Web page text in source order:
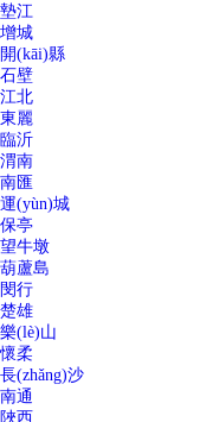
墊江
增城
開(kāi)縣
石壁
江北
東麗
臨沂
渭南
南匯
運(yùn)城
保亭
望牛墩
葫蘆島
閔行
楚雄
樂(lè)山
懷柔
長(zhǎng)沙
南通
陜西